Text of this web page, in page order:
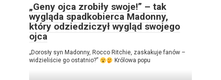
„Geny ojca zrobiły swoje!” – tak
wygląda spadkobierca Madonny,
który odziedziczył wygląd swojego
ojca
„Dorosły syn Madonny, Rocco Ritchie, zaskakuje fanów –
widzieliście go ostatnio?”
Królowa popu